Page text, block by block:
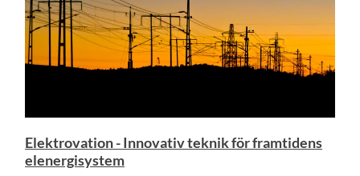
Elektrovation - Innovativ teknik för framtidens
elenergisystem